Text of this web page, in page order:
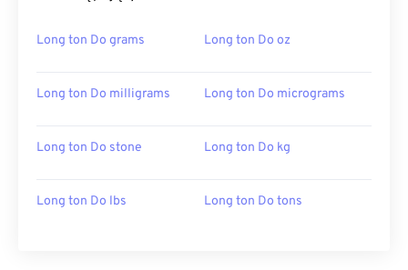
Long ton Do grams Long ton Do oz
Long ton Do milligrams Long ton Do micrograms
Long ton Do stone Long ton Do kg
Long ton Do lbs Long ton Do tons